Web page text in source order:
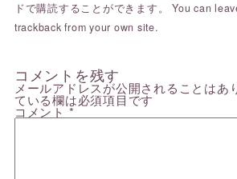
ドで購読することができます。 You can
trackback from your own site.
コメントを残す
メールアドレスが公開されることはあ
ている欄は必須項目です
コメント*